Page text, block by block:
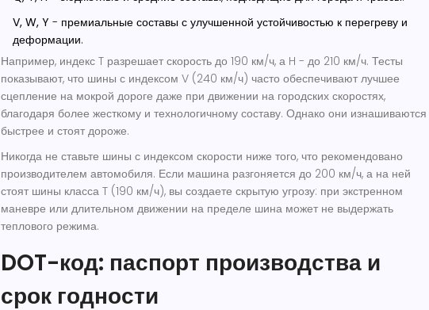
V, W, Y - премиальные составы с улучшенной устойчивостью к перегреву и
деформации.
Например, индекс T разрешает скорость до 190 км/ч, а H - до 210 км/ч. Тесты
показывают, что шины с индексом V (240 км/ч) часто обеспечивают лучшее
сцепление на мокрой дороге даже при движении на городских скоростях,
благодаря более жесткому и технологичному составу. Однако они изнашиваются
быстрее и стоят дороже.
Никогда не ставьте шины с индексом скорости ниже того, что рекомендовано
производителем автомобиля. Если машина разгоняется до 200 км/ч, а на ней
стоят шины класса T (190 км/ч), вы создаете скрытую угрозу: при экстренном
маневре или длительном движении на пределе шина может не выдержать
теплового режима.
DOT-код: паспорт производства и
срок годности